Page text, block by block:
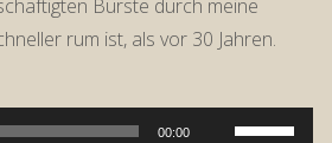
Bürste durch meine
rum ist, als vor 30 Jahren.
00:00
Pfeiltasten